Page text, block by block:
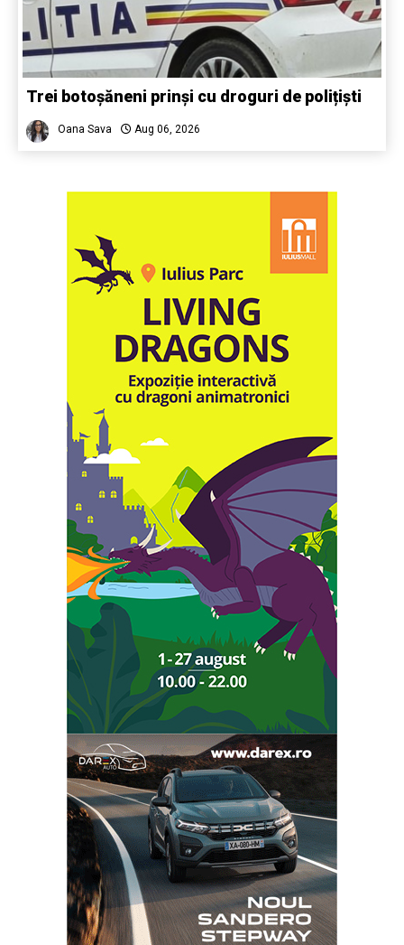
Trei botoșăneni prinși cu droguri de polițiști
Oana Sava Aug 06, 2026